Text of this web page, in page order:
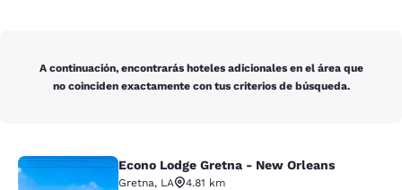
A continuación, encontrarás hoteles adicionales en el área que
no coinciden exactamente con tus criterios de búsqueda.
Econo Lodge Gretna - New Orleans
Econo Lodge Gretna - New Orleans
Gretna, LA
4.81 km